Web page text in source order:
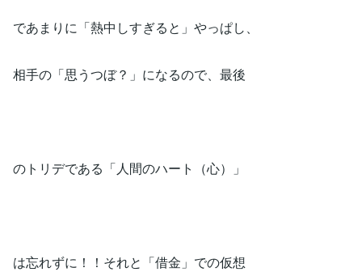
であまりに「熱中しすぎると」やっぱし、
相手の「思うつぼ？」になるので、最後
のトリデである「人間のハート（心）」
は忘れずに！！それと「借金」での仮想